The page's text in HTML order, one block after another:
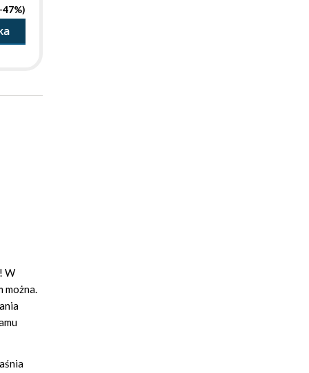
47%)
W
można.